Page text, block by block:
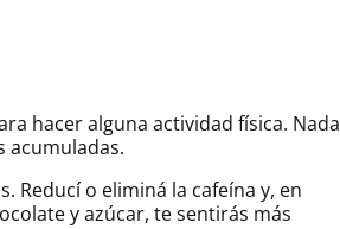
hacer alguna actividad física. Nada
acumuladas.
Reducí o eliminá la cafeína y, en
y azúcar, te sentirás más